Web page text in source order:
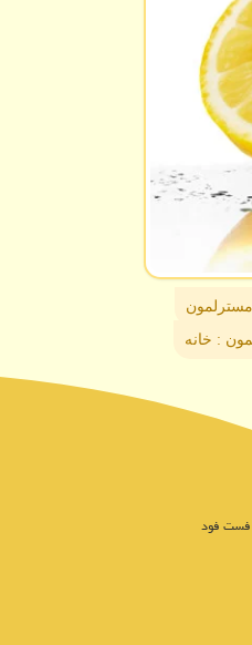
مسترلمون
: خانه
فست فود